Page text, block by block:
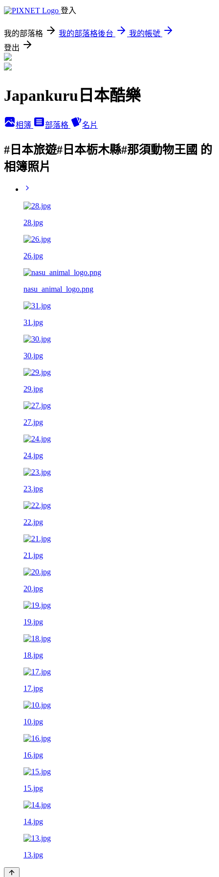
登入
我的部落格 我的部落格後台
我的帳號
登出
Japankuru日本酷樂
相簿 部落格 名片
#日本旅遊#日本栃木縣#那須動物王國 的
相簿照片
28.jpg
26.jpg
nasu_animal_logo.png
31.jpg
30.jpg
29.jpg
27.jpg
24.jpg
23.jpg
22.jpg
21.jpg
20.jpg
19.jpg
18.jpg
17.jpg
10.jpg
16.jpg
15.jpg
14.jpg
13.jpg